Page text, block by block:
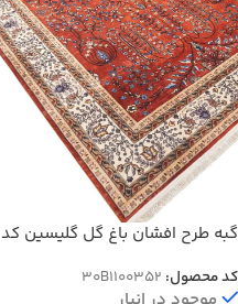
گبه طرح افشان باغ گل گلیسین کد
کد محصول: 30B1100352